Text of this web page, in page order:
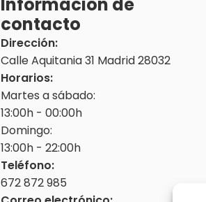
Información de
contacto
Dirección:
Calle Aquitania 31 Madrid 28032
Horarios:
Martes a sábado:
13:00h - 00:00h
Domingo:
13:00h - 22:00h
Teléfono:
672 872 985